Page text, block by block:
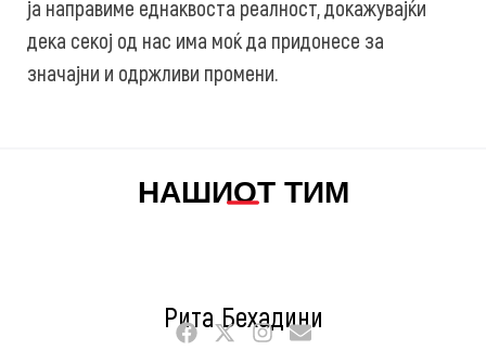
ја направиме еднаквоста реалност, докажувајќи
дека секој од нас има моќ да придонесе за
значајни и одржливи промени.
НАШИОТ ТИМ
Рита Бехадини